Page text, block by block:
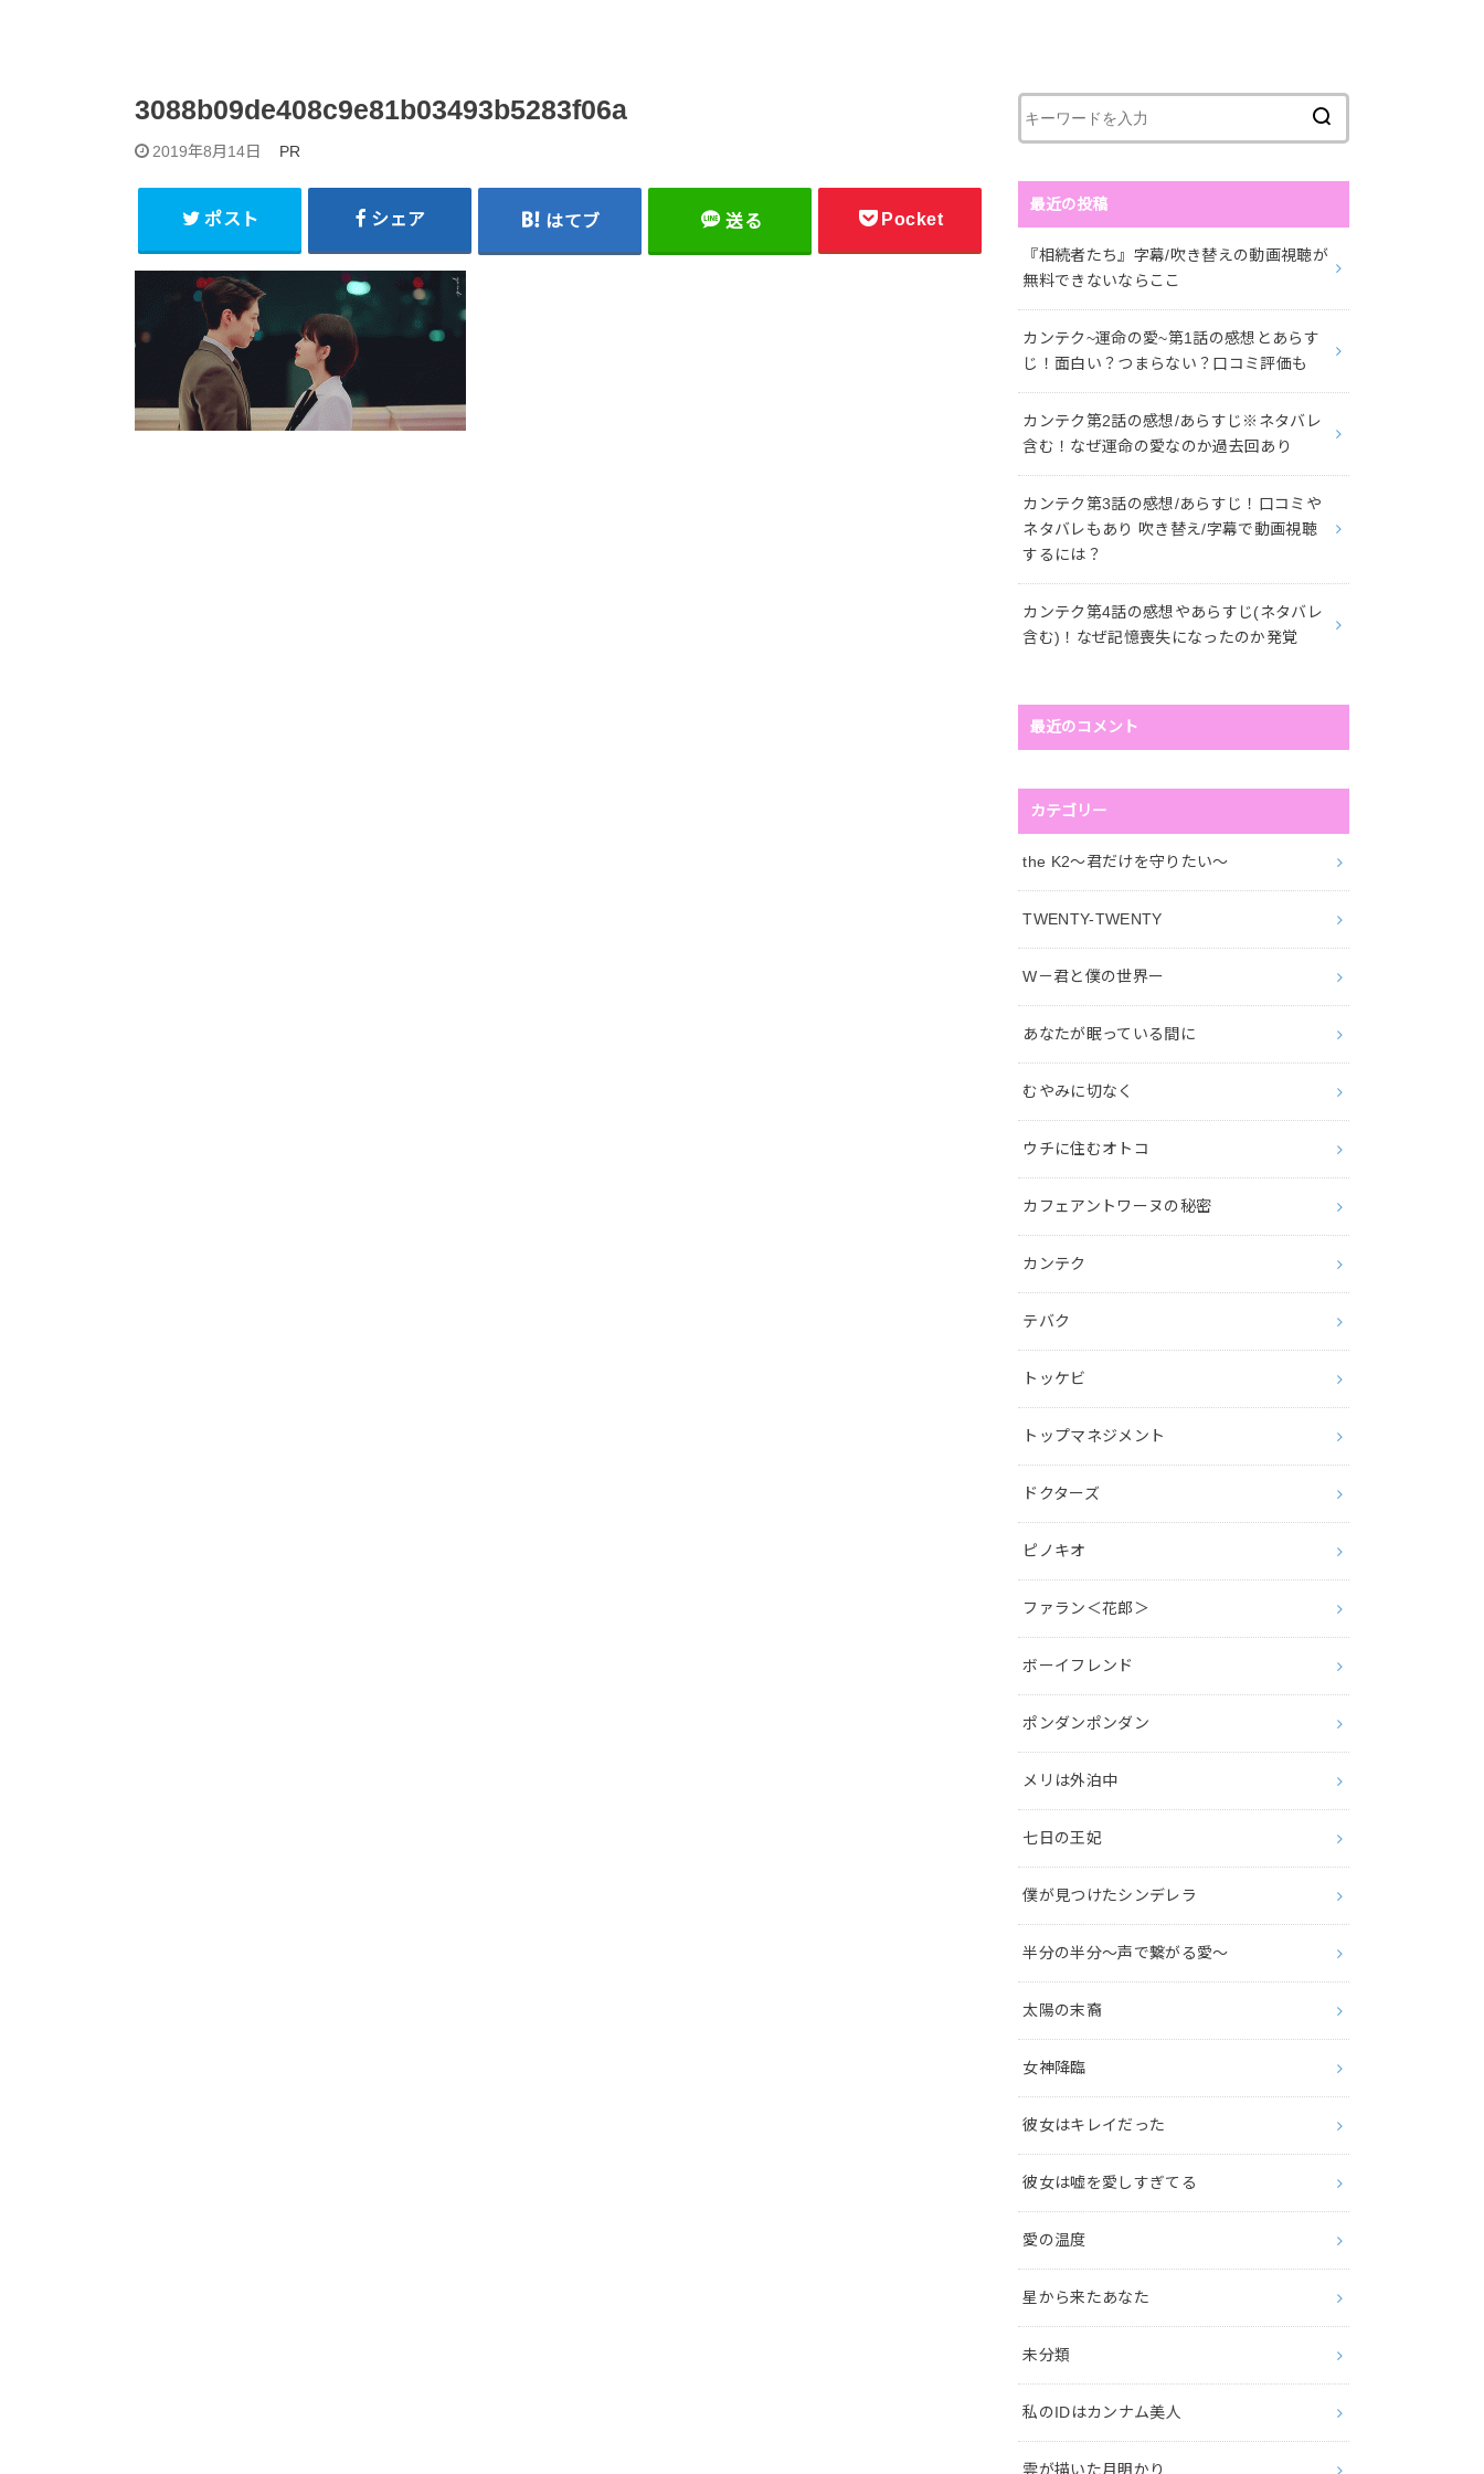
3088b09de408c9e81b03493b5283f06a
2019年8月14日 PR
ポスト シェア はてブ 送る Pocket
最近の投稿
『相続者たち』字幕/吹き替えの動画視聴が
無料できないならここ
カンテク~運命の愛~第1話の感想とあらす
じ！面白い？つまらない？口コミ評価も
カンテク第2話の感想/あらすじ※ネタバレ
含む！なぜ運命の愛なのか過去回あり
カンテク第3話の感想/あらすじ！口コミや
ネタバレもあり 吹き替え/字幕で動画視聴
するには？
カンテク第4話の感想やあらすじ(ネタバレ
含む)！なぜ記憶喪失になったのか発覚
最近のコメント
カテゴリー
the K2～君だけを守りたい～
TWENTY-TWENTY
W－君と僕の世界ー
あなたが眠っている間に
むやみに切なく
ウチに住むオトコ
カフェアントワーヌの秘密
カンテク
テバク
トッケビ
トップマネジメント
ドクターズ
ピノキオ
ファラン＜花郎＞
ボーイフレンド
ポンダンポンダン
メリは外泊中
七日の王妃
僕が見つけたシンデレラ
半分の半分～声で繋がる愛～
太陽の末裔
女神降臨
彼女はキレイだった
彼女は嘘を愛しすぎてる
愛の温度
星から来たあなた
未分類
私のIDはカンナム美人
雲が描いた月明かり